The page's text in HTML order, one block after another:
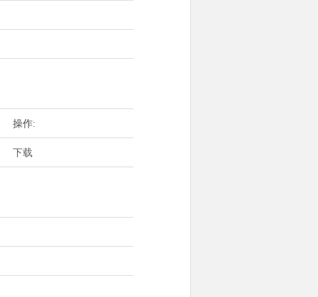
操作:
下载